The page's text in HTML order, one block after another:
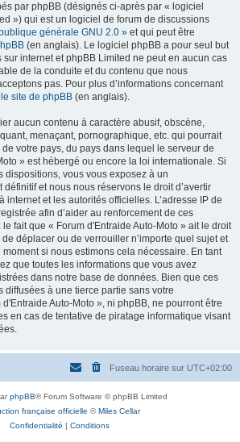
par phpBB (désignés ci-après par « logiciel
») qui est un logiciel de forum de discussions
générale GNU 2.0 » et qui peut être
(en anglais). Le logiciel phpBB a pour seul but
internet et phpBB Limited ne peut en aucun cas
de la conduite et du contenu que nous
pas. Pour plus d’informations concernant
le site de phpBB (en anglais).
aucun contenu à caractère abusif, obscène,
menaçant, pornographique, etc. qui pourrait
votre pays, du pays dans lequel le serveur de
» est hébergé ou encore la loi internationale. Si
dispositions, vous vous exposez à un
et nous nous réservons le droit d’avertir
internet et les autorités officielles. L’adresse IP de
afin d’aider au renforcement de ces
fait que « Forum d'Entraide Auto-Moto » ait le droit
déplacer ou de verrouiller n’importe quel sujet et
moment si nous estimons cela nécessaire. En tant
que toutes les informations que vous avez
dans notre base de données. Bien que ces
diffusées à une tierce partie sans votre
Auto-Moto », ni phpBB, ne pourront être
en cas de tentative de piratage informatique visant
Fuseau horaire sur UTC+02:00
phpBB® Forum Software © phpBB Limited
française officielle ©Miles Cellar
Confidentialité | Conditions